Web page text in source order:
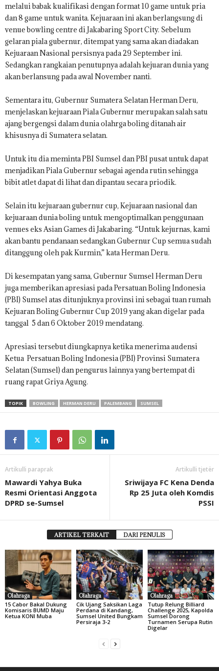
melalui babak kualifikasi dengan format 10 game untuk pria
dan 8 game untuk wanita. Kejuaraan ini akan berlangsung di
venue bowling centre di Jakabaring Sport City. Sebelum
gelaran piala gubernur, ditempat yang sama akan diadakan
Kejuaraan Nasional persisnya pada 29 September ini.
Sedangkan rangkaian penutupnya adalah kejuaran dunia yang
akan berlansung pada awal November nanti.
Sementara itu, Gubernur Sumatera Selatan Herman Deru,
menjelaskan kejuaraan Piala Gubernur merupakan salah satu
ajang bergengsi dalam dunia olahrga boling ditanah air
khisusnya di Sumatera selatan.
Untuk itu dia meminta PBI Sumsel dan PBI pusat untuk dapat
menjadikan Piala Gubernur sebagai agenda rutin sehingga
bibit atlet dapat di lihat dan dipantau secara priodik.
Selain itu kejuaraan gubernur cup, Kejuaraan nasional dan
kejuaraan dunia boling untuk mengoptimalkan penggunaan
venues eks Asian Games di Jakabaring. “Untuk kejurnas, kami
akan bantu pendanaan sedangkan Gubernur Cup semua sudah
ditanggung oleh pak Kurmin,” kata Herman Deru.
Di kesempatan yang sama, Gubernur Sumsel Herman Deru
juga memberikan apresiasi pada Persatuan Boling Indonesia
(PBI) Sumsel atas ditunjuknya provinsi ini sebagai tuan rumah
Kejuaran Boling Gubernur Cup 2019 yang akan digelar pada
tanggal 5 dan 6 Oktober 2019 mendatang.
Apresiasi tersebut diungkapnya ketika menerima audensi
Ketua Persatuan Boling Indonesia (PBI) Provinsi Sumatera
Selatan (Sumsel) dan pengurus lainnya yang bertempat di
ruang rapat Griya Agung.
TOPIK BOWLING HERMAN DERU PALEMBANG SUMSEL
Artikulli paraprak
Mawardi Yahya Buka
Resmi Orientasi Anggota
DPRD se-Sumsel
Artikulli tjetër
Sriwijaya FC Kena Denda
Rp 25 Juta oleh Komdis
PSSI
ARTIKEL TERKAIT DARI PENULIS
Olahraga
15 Cabor Bakal Dukung
Komisaris BUMD Maju
Ketua KONI Muba
Olahraga
Cik Ujang Saksikan Laga
Perdana di Kandang,
Sumsel United Bungkam
Persiraja 3-2
Olahraga
Tutup Relung Billiard
Challenge 2025, Kapolda
Sumsel Dorong
Turnamen Serupa Rutin
Digelar